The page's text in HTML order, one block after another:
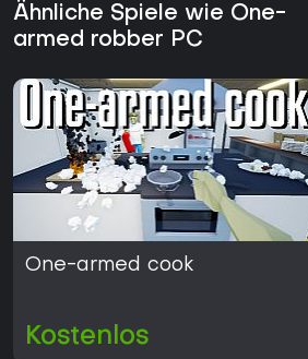
Ähnliche Spiele wie One-
armed robber PC
One-armed cook
Kostenlos